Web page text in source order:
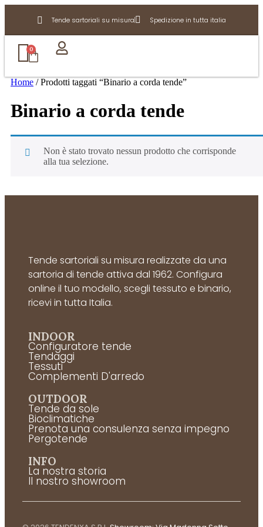
Tende sartoriali su misura Spedizione in tutta italia
0
Home / Prodotti taggati “Binario a corda tende”
Binario a corda tende
Non è stato trovato nessun prodotto che corrisponde
alla tua selezione.
Tende sartoriali su misura realizzate da una
sartoria di tende attiva dal 1962. Configura
online il tuo modello, scegli tessuto e binario,
ricevi in tutta Italia.
INDOOR
Configuratore tende
Tendaggi
Tessuti
Complementi D'arredo
OUTDOOR
Tende da sole
Bioclimatiche
Prenota una consulenza senza impegno
Pergotende
INFO
La nostra storia
Il nostro showroom